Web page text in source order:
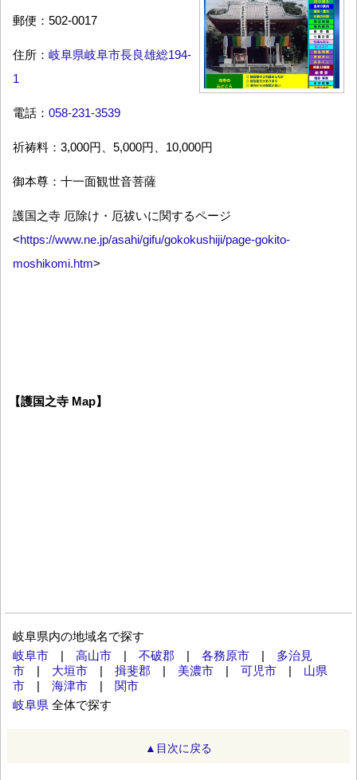
郵便：502-0017
住所： 岐阜県岐阜市長良雄総194-
1
電話： 058-231-3539
祈祷料：3,000円、5,000円、10,000円
御本尊：十一面観世音菩薩
護国之寺 厄除け・厄祓いに関するページ
<https://www.ne.jp/asahi/gifu/gokokushiji/page-gokito-
moshikomi.htm>
【護国之寺 Map】
岐阜県内の地域名で探す
岐阜市
高山市 不破郡 各務原市
多治見
市
大垣市 揖斐郡 美濃市 可児市
山県
市
海津市
関市
岐阜県 全体で探す
▲目次に戻る